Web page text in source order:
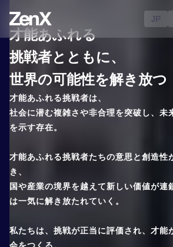
JP
才能あふれる
挑戦者とともに、
世界の可能性を解き放つ
才能あふれる挑戦者は、
社会に潜む複雑さや非合理を突破し、未
を示す存在。
才能あふれる挑戦者たちの意思と創造性
き、
国や産業の境界を越えて新しい価値が連
は一気に解き放たれていく。
私たちは、挑戦が正当に評価され、才能